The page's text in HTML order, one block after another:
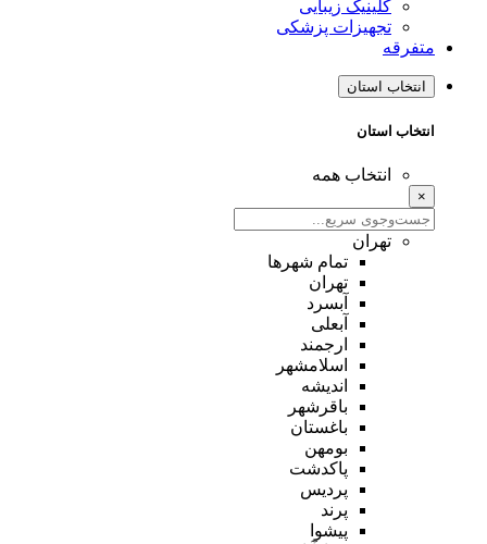
کلینیک زیبایی
تجهیزات پزشکی
متفرقه
انتخاب استان
انتخاب استان
انتخاب همه
×
تهران
تمام شهر‌ها
تهران
آبسرد
آبعلی
ارجمند
اسلامشهر
اندیشه
باقرشهر
باغستان
بومهن
پاکدشت
پردیس
پرند
پیشوا